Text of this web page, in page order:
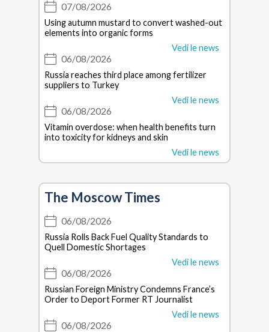
07/08/2026
Using autumn mustard to convert washed-out
elements into organic forms
Vedi le news
06/08/2026
Russia reaches third place among fertilizer
suppliers to Turkey
Vedi le news
06/08/2026
Vitamin overdose: when health benefits turn
into toxicity for kidneys and skin
Vedi le news
The Moscow Times
06/08/2026
Russia Rolls Back Fuel Quality Standards to
Quell Domestic Shortages
Vedi le news
06/08/2026
Russian Foreign Ministry Condemns France’s
Order to Deport Former RT Journalist
Vedi le news
06/08/2026